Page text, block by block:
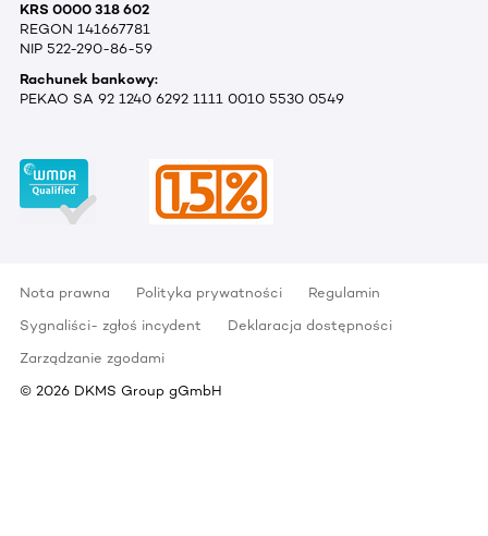
KRS 0000 318 602
REGON 141667781
NIP 522-290-86-59
Rachunek bankowy:
PEKAO SA 92 1240 6292 1111 0010 5530 0549
Nota prawna Polityka prywatności
Regulamin
Sygnaliści- zgłoś incydent
Deklaracja dostępności
Zarządzanie zgodami
© 2026 DKMS Group gGmbH